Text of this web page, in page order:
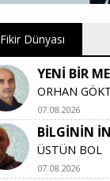
Fikir Dünyası
YENİ BİR
ORHAN
07.08.2026
BİLGİNİN
ÜSTÜN BOL
07.08.2026